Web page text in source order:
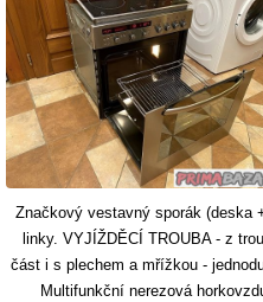
Značkový vestavný sporák (deska
linky. VYJÍŽDĚCÍ TROUBA - z
část i s plechem a mřížkou -
Multifunkční nerezová